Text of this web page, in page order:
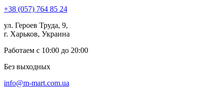
+38 (057) 764 85 24
ул. Героев Труда, 9,
г. Харьков, Украина
Работаем с 10:00 до 20:00
Без выходных
info@m-mart.com.ua